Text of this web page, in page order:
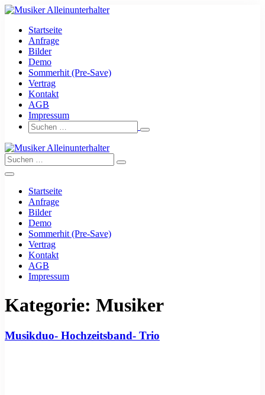
Zum
springenStartseite
Anfrage
Bilder
Demo
Sommerhit (Pre-Save)
Vertrag
Kontakt
AGB
Impressum
Suche-
Schalter
Suchen
nach:
Suche-
Schalter
Suchen
nach:
Menü-
SchalterStartseite
Anfrage
Bilder
Demo
Sommerhit (Pre-Save)
Vertrag
Kontakt
AGB
Impressum
Kategorie: Musiker
Musikduo- Hochzeitsband- Trio